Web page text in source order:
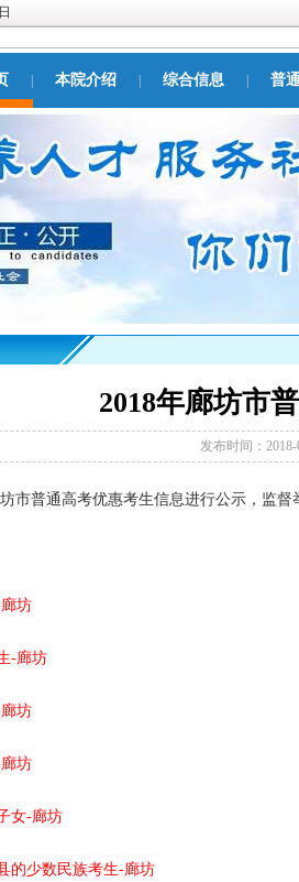
本院介绍 综合信息 普
2018年廊坊市
发布时间：2018-
市普通高考优惠考生信息进行公示，监督
坊
-廊坊
坊
坊
女-廊坊
的少数民族考生-廊坊